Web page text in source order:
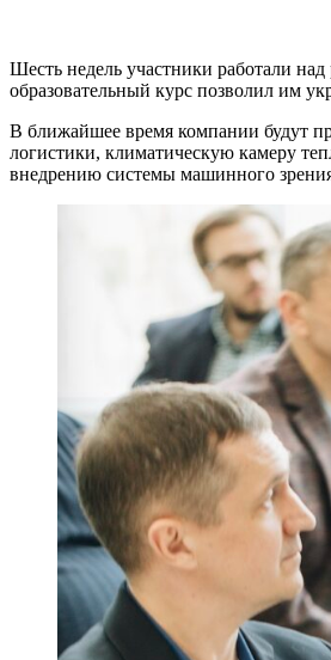
Шесть недель участники работали
образовательный курс позволил им
В ближайшее время компании будут
логистики, климатическую камеру
внедрению системы машинного